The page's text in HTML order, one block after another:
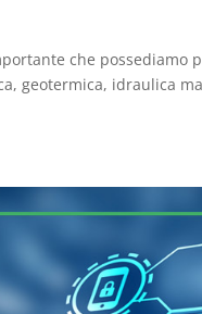
che possediamo
geotermica, idraulica